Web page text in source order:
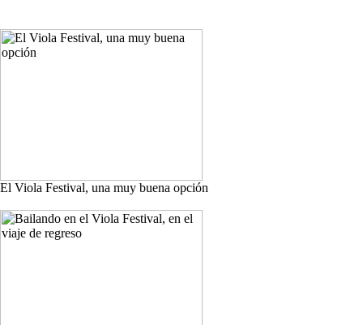
El Viola Festival, una muy buena opción